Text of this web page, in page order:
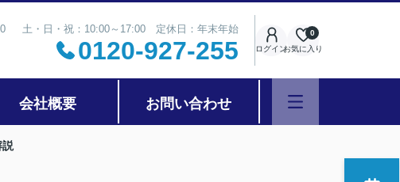
土・日・祝：10:00～17:00 定休日：年末年始
0120-927-255 ログインお気に入り
0
会社概要 お問い合わせ
説